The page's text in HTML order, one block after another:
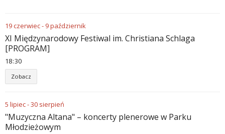
19czerwiec- 9październik
XI Międzynarodowy Festiwal im. Christiana Schlaga
[PROGRAM]
18 30
Zobacz
5 lipiec-30 sierpień
"Muzyczna Altana" – koncerty plenerowe w Parku
Młodzieżowym